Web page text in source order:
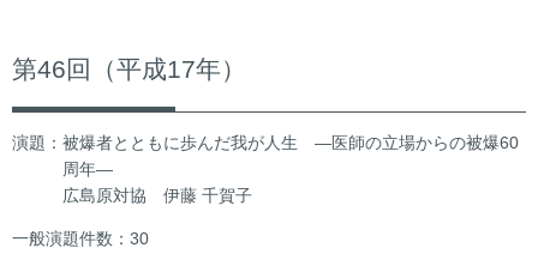
第46回（平成17年）
演題：被爆者とともに歩んだ我が人生 ―医師の立場からの被爆60
周年―
広島原対協 伊藤 千賀子
一般演題件数：30